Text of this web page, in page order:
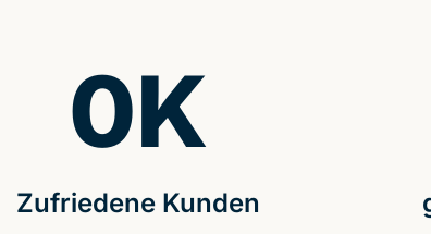
Zufriedene Kunden
0K